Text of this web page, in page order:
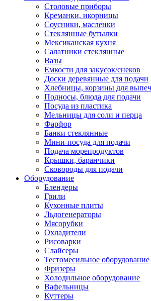
Столовые приборы
Креманки, икорницы
Соусники, масленки
Стеклянные бутылки
Мексиканская кухня
Салатники стеклянные
Вазы
Емкости для закусок/снеков
Доски деревянные для подачи
Хлебницы, корзины для
Подносы, блюда для подачи
Посуда из пластика
Мельницы для соли и перца
Фарфор
Банки стеклянные
Мини-посуда для подачи
Подача морепродуктов
Крышки, баранчики
Сковороды для подачи
Оборудование
Блендеры
Грили
Кухонные плиты
Льдогенераторы
Мясорубки
Охладители
Рисоварки
Слайсеры
Тестомесильное оборудование
Фризеры
Холодильное оборудование
Вафельницы
Куттеры